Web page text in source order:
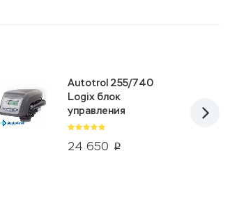
24 650 p
Autotrol 255/740
Logix блок
управления